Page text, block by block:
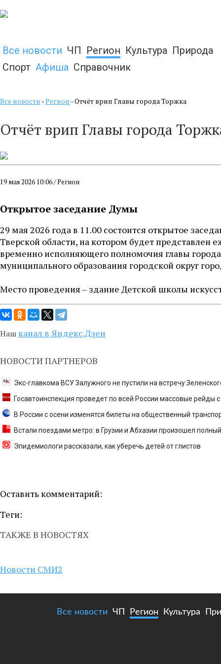
Все новости ЧП Регион Культура Природа
Спорт Афиша Справочник
Все новости -Регион - Отчёт врип Главы города Торжка
Отчёт врип Главы города
19 мая 2026 10:06 / Регион
Открытое заседание Думы
29 мая 2026 года в 11.00 состоится открытое
Тверской области, на котором будет представлен
временно исполняющего полномочия главы
муниципального образования городской округ
Место проведения – здание Детской школы
Наш канал в Яндекс.Дзен
НОВОСТИ ПАРТНЕРОВ
Экс-главкома ВСУ Залужного не пустили на встречу
Госавтоинспекция проведет по всей России массовые рейды с
В России с осени изменятся билеты на общественный
Встали поездами метро: в Грузии и Абхазии произошел
Эпидемиологи рассказали, как уберечь детей от глистов
Оставить комментарий:
Теги:
ТАКЖЕ В НОВОСТЯХ
Новости СМИ2
Все новости ЧП Регион Культура